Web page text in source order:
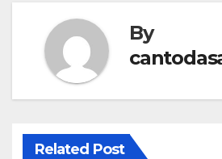
By
Related Post